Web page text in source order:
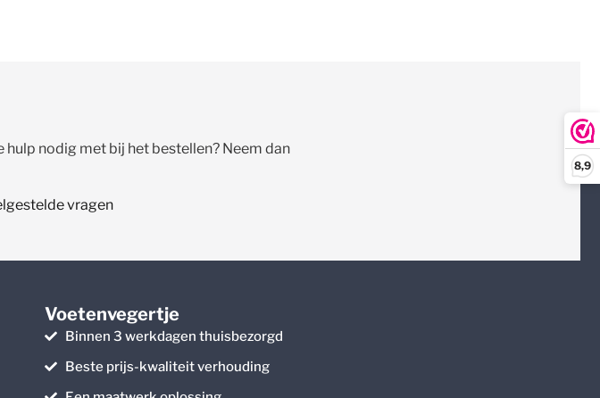
8,9
hulp nodig met bij het bestellen? Neem dan
vragen
Voetenvegertje
Binnen 3 werkdagen thuisbezorgd
Beste prijs-kwaliteit verhouding